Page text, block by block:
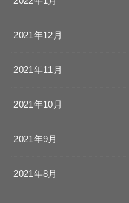
2021年12月
2021年11月
2021年10月
2021年9月
2021年8月